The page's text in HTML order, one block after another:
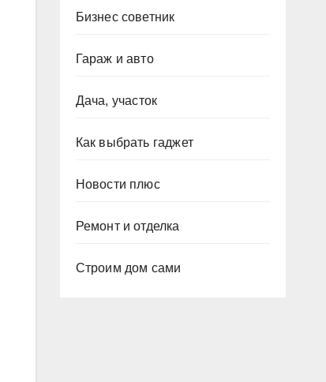
Бизнес советник
Гараж и авто
Дача, участок
Как выбрать гаджет
Новости плюс
Ремонт и отделка
Строим дом сами